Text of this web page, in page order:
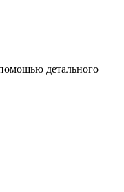
детального